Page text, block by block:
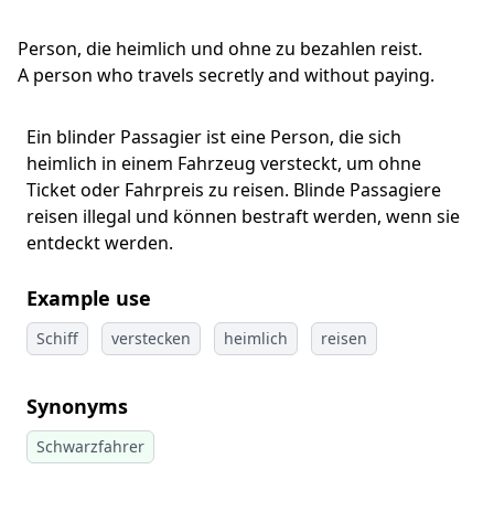
Person, die heimlich und ohne zu bezahlen reist.
A person who travels secretly and without paying.
Ein blinder Passagier ist eine Person, die sich
heimlich in einem Fahrzeug versteckt, um ohne
Ticket oder Fahrpreis zu reisen. Blinde Passagiere
reisen illegal und können bestraft werden, wenn sie
entdeckt werden.
Example use
Schiff verstecken heimlich reisen
Synonyms
Schwarzfahrer